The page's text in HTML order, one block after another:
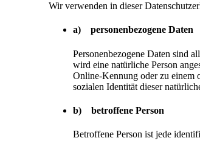
Wir verwenden in dieser
a) personenbezogene Daten
Personenbezogene Daten sind
wird eine natürliche Person
Online-Kennung oder zu einem
sozialen Identität dieser
b) betroffene Person
Betroffene Person ist jede